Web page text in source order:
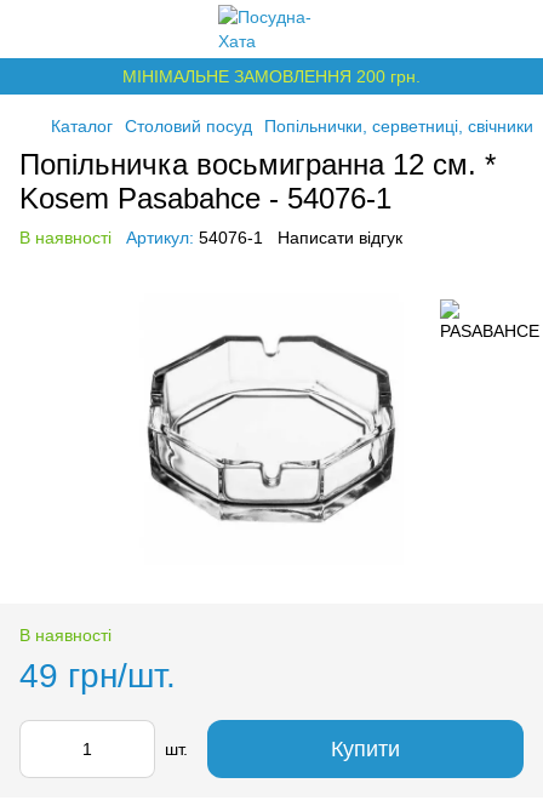
МІНІМАЛЬНЕ ЗАМОВЛЕННЯ 200 грн.
Каталог Столовий посуд Попільнички, серветниці, свічники
Попільничка восьмигранна 12 см. *
Kosem Pasabahce - 54076-1
В наявності Артикул: 54076-1 Написати відгук
В наявності
49 грн/шт.
шт. Купити